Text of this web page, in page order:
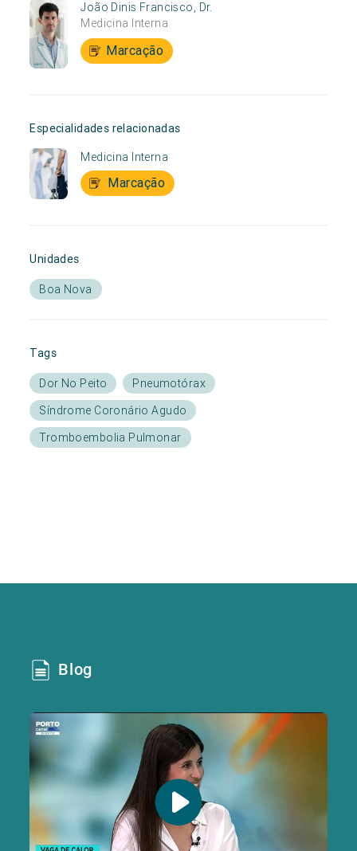
João Dinis Francisco, Dr.
Medicina Interna
Marcação
Especialidades relacionadas
Medicina Interna
Marcação
Unidades
Boa Nova
Tags
Dor No Peito
Pneumotórax
Síndrome Coronário Agudo
Tromboembolia Pulmonar
Blog